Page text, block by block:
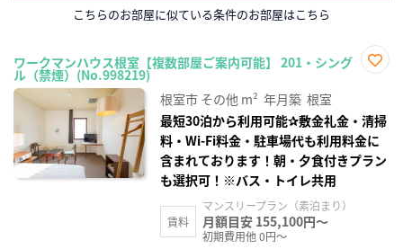
こちらのお部屋に似ている条件のお部屋はこちら
ワークマンハウス根室【複数部屋ご案内可能】 201・シング
ル（禁煙）(No.998219)
録
根室市 その他 m² 年月築 根室
最短30泊から利用可能✰敷金礼金・清掃
料・Wi-Fi料金・駐車場代も利用料金に
含まれております！朝・夕食付きプラン
も選択可！※バス・トイレ共用
賃料
マンスリープラン（素泊まり）
月額目安 155,100円～
初期費用他 0円～